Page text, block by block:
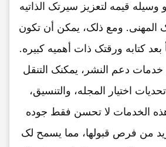
قیمه لتعزیز سیرتک الذاتیه
المهنی. ومع ذلک، یمکن أن تکون
بعد کتابه ورقتک ذات أهمیه کبیره.
دعم النشر، یمکنک التنقل
اختیار المجله، والتنسیق،
هذه الخدمات لا تحسن فقط جوده
من فرص قبولها، مما یسمح لک